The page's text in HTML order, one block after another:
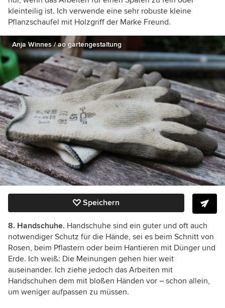
kleinteilig ist. Ich verwende eine sehr robuste kleine
Pflanzschaufel mit Holzgriff der Marke Freund.
Anja Winnes / ao gartengestaltung
Speichern
8. Handschuhe. Handschuhe sind ein guter und oft auch
notwendiger Schutz für die Hände, sei es beim Schnitt von
Rosen, beim Pflastern oder beim Hantieren mit Dünger und
Erde. Ich weiß: Die Meinungen gehen hier weit
auseinander. Ich ziehe jedoch das Arbeiten mit
Handschuhen dem mit bloßen Händen vor – schon allein,
um weniger aufpassen zu müssen.